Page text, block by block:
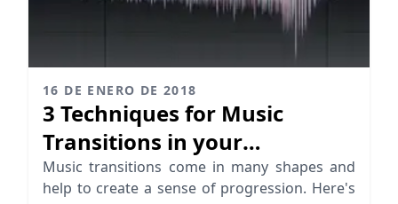
16 DE ENERO DE 2018
3 Techniques for Music
Transitions in your
Productions
Music transitions come in many shapes and
help to create a sense of progression. Here's